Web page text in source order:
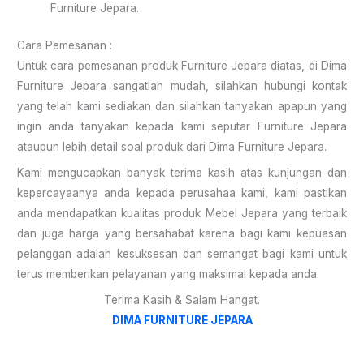
Furniture Jepara.
Cara Pemesanan :
Untuk cara pemesanan produk Furniture Jepara diatas, di Dima
Furniture Jepara sangatlah mudah, silahkan hubungi kontak
yang telah kami sediakan dan silahkan tanyakan apapun yang
ingin anda tanyakan kepada kami seputar Furniture Jepara
ataupun lebih detail soal produk dari Dima Furniture Jepara.
Kami mengucapkan banyak terima kasih atas kunjungan dan
kepercayaanya anda kepada perusahaa kami, kami pastikan
anda mendapatkan kualitas produk Mebel Jepara yang terbaik
dan juga harga yang bersahabat karena bagi kami kepuasan
pelanggan adalah kesuksesan dan semangat bagi kami untuk
terus memberikan pelayanan yang maksimal kepada anda.
Terima Kasih & Salam Hangat.
DIMA FURNITURE JEPARA